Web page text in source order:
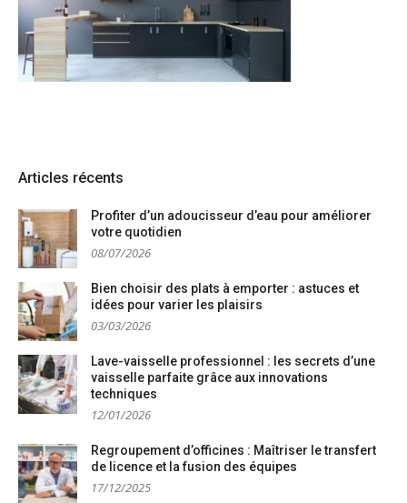
Articles récents
Profiter d’un adoucisseur d’eau pour améliorer
votre quotidien
08/07/2026
Bien choisir des plats à emporter : astuces et
idées pour varier les plaisirs
03/03/2026
Lave-vaisselle professionnel : les secrets d’une
vaisselle parfaite grâce aux innovations
techniques
12/01/2026
Regroupement d’officines : Maîtriser le transfert
de licence et la fusion des équipes
17/12/2025